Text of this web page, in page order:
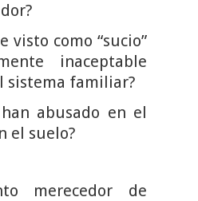
visto como “sucio”
inaceptable
sistema familiar?
abusado en el
el suelo?
merecedor de